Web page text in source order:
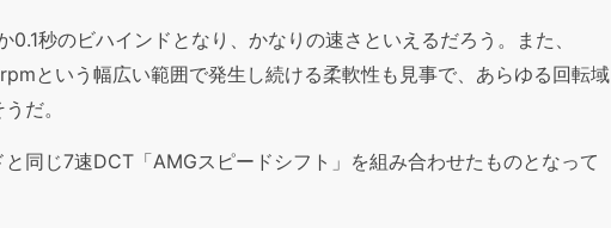
秒のビハインドとなり、かなりの速さといえるだろう。また、
という幅広い範囲で発生し続ける柔軟性も見事で、あらゆる回転域
だ。
同じ7速DCT「AMGスピードシフト」を組み合わせたものとなって